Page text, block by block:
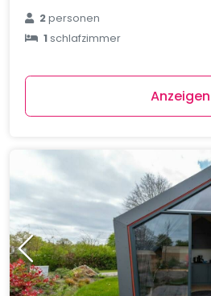
2personen
1schlafzimmer
Anzeigen